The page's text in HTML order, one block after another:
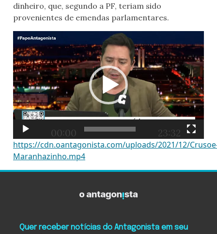
dinheiro, que, segundo a PF, teriam sido
provenientes de emendas parlamentares.
Tocador
de
vídeo
00:00 23:32
https://cdn.oantagonista.com/uploads/2021/12/
Maranhazinho.mp4
Quer receber notícias do Antagonista em seu